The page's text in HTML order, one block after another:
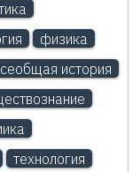
физика
история
технология